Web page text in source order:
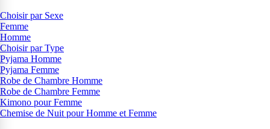
Choisir par Sexe
Femme
Homme
Choisir par Type
Pyjama Homme
Pyjama Femme
Robe de Chambre Homme
Robe de Chambre Femme
Kimono pour Femme
Chemise de Nuit pour Homme et Femme